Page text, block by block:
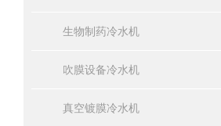
生物制药冷水机
吹膜设备冷水机
真空镀膜冷水机